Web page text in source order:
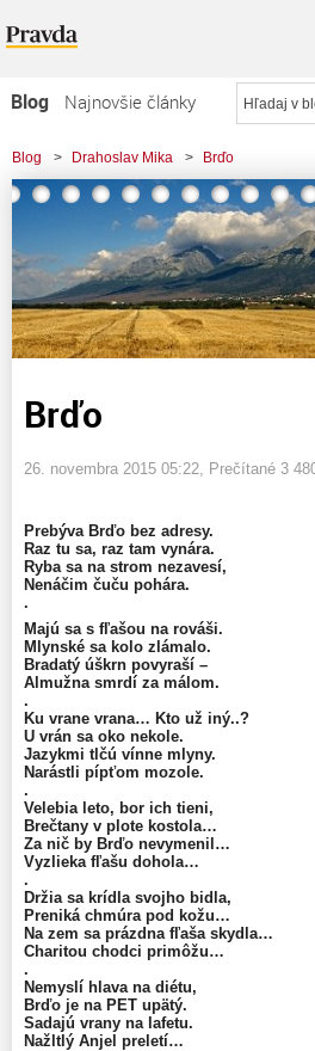
Blog
Najnovšie články
Najčítanejšie články
Najkomentovanejšie články
Zoznam blogov
Komerčné blogy
Blog > Drahoslav Mika > Brďo
Brďo
26. novembra 2015 05:22 , Prečítané 3
Prebýva Brďo bez adresy.
Raz tu sa, raz tam vynára.
Ryba sa na strom nezavesí,
Nenáčim čuču pohára.
.
Majú sa s fľašou na rováši.
Mlynské sa kolo zlámalo.
Bradatý úškrn povyraší –
Almužna smrdí za málom.
.
Ku vrane vrana… Kto už iný..?
U vrán sa oko nekole.
Jazykmi tlčú vínne mlyny.
Narástli pípťom mozole.
.
Velebia leto, bor ich tieni,
Brečtany v plote kostola…
Za nič by Brďo nevymenil…
Vyzlieka fľašu dohola…
.
Držia sa krídla svojho bidla,
Preniká chmúra pod kožu…
Na zem sa prázdna fľaša skydla…
Charitou chodci primôžu…
.
Nemyslí hlava na diétu,
Brďo je na PET upätý.
Sadajú vrany na lafetu.
Nažltlý Anjel preletí…